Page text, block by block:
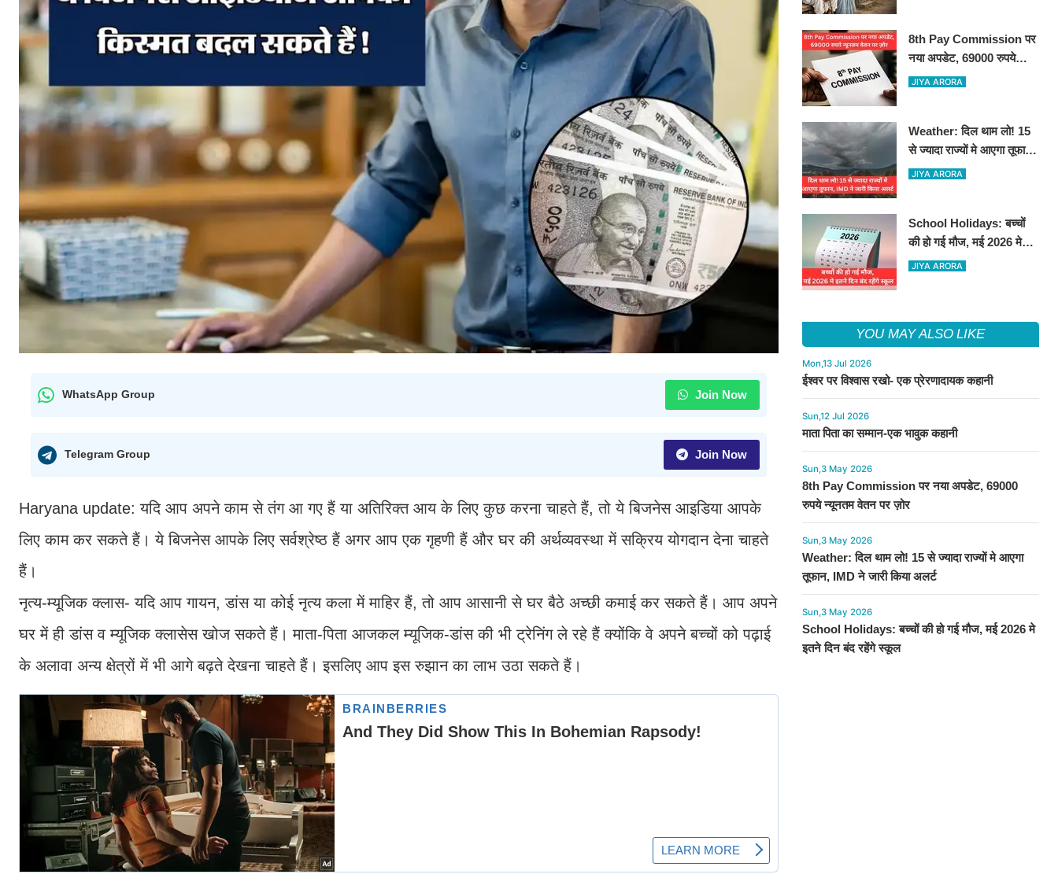
WhatsApp Group Join Now
Telegram Group Join Now
Haryana update: यदि आप अपने काम से तंग आ गए हैं या अतिरिक्त आय के लिए कुछ करना चाहते हैं, तो ये बिजनेस आइडिया आपके
लिए काम कर सकते हैं। ये बिजनेस आपके लिए सर्वश्रेष्ठ हैं अगर आप एक गृहणी हैं और घर की अर्थव्यवस्था में सक्रिय योगदान देना चाहते
हैं।
नृत्य-म्यूजिक क्लास- यदि आप गायन, डांस या कोई नृत्य कला में माहिर हैं, तो आप आसानी से घर बैठे अच्छी कमाई कर सकते हैं। आप अपने
घर में ही डांस व म्यूजिक क्लासेस खोज सकते हैं। माता-पिता आजकल म्यूजिक-डांस की भी ट्रेनिंग ले रहे हैं क्योंकि वे अपने बच्चों को पढ़ाई
के अलावा अन्य क्षेत्रों में भी आगे बढ़ते देखना चाहते हैं। इसलिए आप इस रुझान का लाभ उठा सकते हैं।
8th Pay Commission पर
नया अपडेट, 69000 रुपये
न्यूनतम वेतन पर ज़ोर
JIYA ARORA
Weather: दिल थाम लो! 15
से ज्यादा राज्यों मे आएगा तूफान,
IMD ने जारी किया अलर्ट
JIYA ARORA
School Holidays: बच्चों
की हो गई मौज, मई 2026 मे
इतने दिन बंद रहेंगे स्कूल
JIYA ARORA
YOU MAY ALSO LIKE
Mon,13 Jul 2026
ईश्वर पर विश्वास रखो- एक प्रेरणादायक कहानी
Sun,12 Jul 2026
माता पिता का सम्मान-एक भावुक कहानी
Sun,3 May 2026
8th Pay Commission पर नया अपडेट, 69000
रुपये न्यूनतम वेतन पर ज़ोर
Sun,3 May 2026
Weather: दिल थाम लो! 15 से ज्यादा राज्यों मे आएगा
तूफान, IMD ने जारी किया अलर्ट
Sun,3 May 2026
School Holidays: बच्चों की हो गई मौज, मई 2026 मे
इतने दिन बंद रहेंगे स्कूल